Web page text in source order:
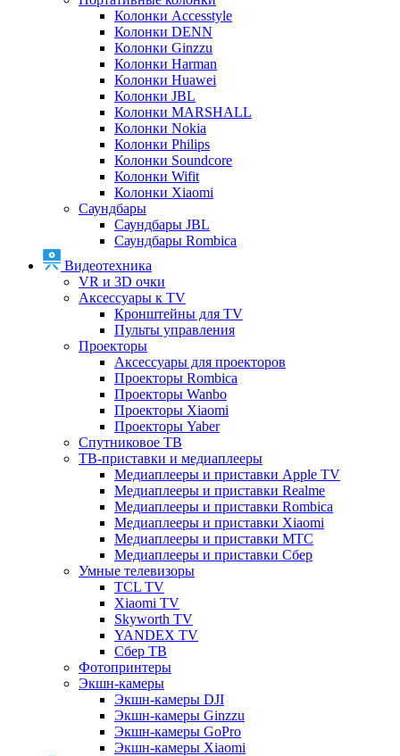
Колонки Accesstyle
Колонки DENN
Колонки Ginzzu
Колонки Harman
Колонки Huawei
Колонки JBL
Колонки MARSHALL
Колонки Nokia
Колонки Philips
Колонки Soundcore
Колонки Wifit
Колонки Xiaomi
Саундбары
Саундбары JBL
Саундбары Rombica
Видеотехника
VR и 3D очки
Аксессуары к TV
Кронштейны для TV
Пульты управления
Проекторы
Аксессуары для проекторов
Проекторы Rombica
Проекторы Wanbo
Проекторы Xiaomi
Проекторы Yaber
Спутниковое ТВ
ТВ-приставки и медиаплееры
Медиаплееры и приставки Apple TV
Медиаплееры и приставки Realme
Медиаплееры и приставки Rombica
Медиаплееры и приставки Xiaomi
Медиаплееры и приставки МТС
Медиаплееры и приставки Сбер
Умные телевизоры
TCL TV
Xiaomi TV
Skyworth TV
YANDEX TV
Сбер ТВ
Фотопринтеры
Экшн-камеры
Экшн-камеры DJI
Экшн-камеры Ginzzu
Экшн-камеры GoPro
Экшн-камеры Xiaomi